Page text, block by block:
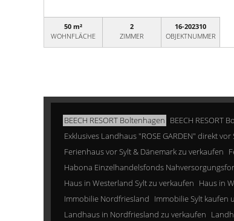
50 m²
WOHNFLÄCHE
2
ZIMMER
16-202310
OBJEKTNUMMER
BEECH RESORT Boltenhagen BEECH RESORT
Exklusives Landhaus "ROSE GARDEN" direkt vor
Ferienhaus vor Sylt & Dänemark zu verkaufen
Habona Einzelhandelsfonds
Haus in Westerland Sylt zu verkaufen Haus in
Immobilie Nordfriesland Immobilie Sylt kaufen
Landhaus in Nordfriesland zu verkaufen